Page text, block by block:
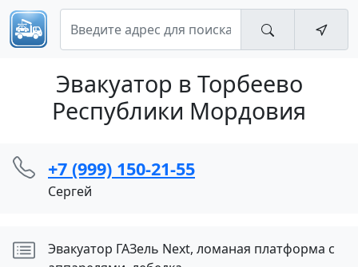
Эвакуатор в Торбеево
Республики Мордовия
+7 (999) 150-21-55
Сергей
Эвакуатор ГАЗель Next, ломаная платформа с